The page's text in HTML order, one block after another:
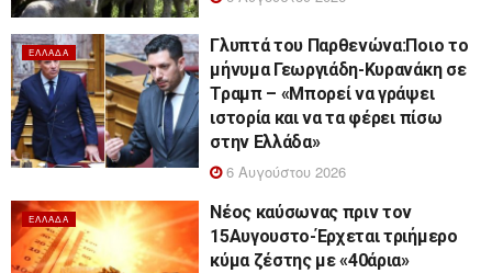
ΕΛΛΆΔΑ
Γλυπτά του Παρθενώνα:Ποιο το
μήνυμα Γεωργιάδη-Κυρανάκη σε
Τραμπ – «Μπορεί να γράψει
ιστορία και να τα φέρει πίσω
στην Ελλάδα»
6 Αυγούστου 2026
ΕΛΛΆΔΑ
Νέος καύσωνας πριν τον
15Αυγουστο-Έρχεται τριήμερο
κύμα ζέστης με «40άρια»